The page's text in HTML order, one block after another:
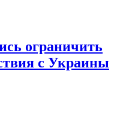
ограничить
с Украины